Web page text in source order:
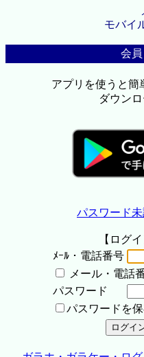
モバイ
会
アプリを使うと簡
ダウン
パスワード
【ログ
ﾒｰﾙ・電話番号
メール・電話
パスワード
パスワードを